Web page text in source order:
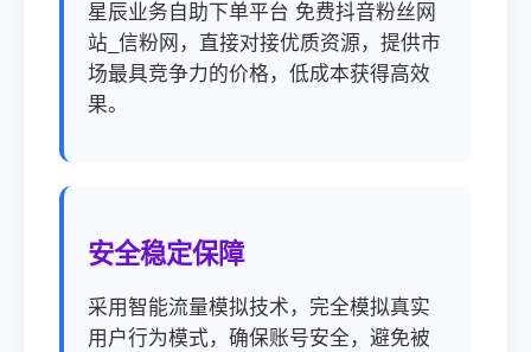
星辰业务自助下单平台 免费抖音粉丝网
站_信粉网，直接对接优质资源，提供市
场最具竞争力的价格，低成本获得高效
果。
安全稳定保障
采用智能流量模拟技术，完全模拟真实
用户行为模式，确保账号安全，避免被